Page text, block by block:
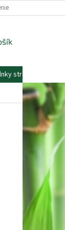
stravy